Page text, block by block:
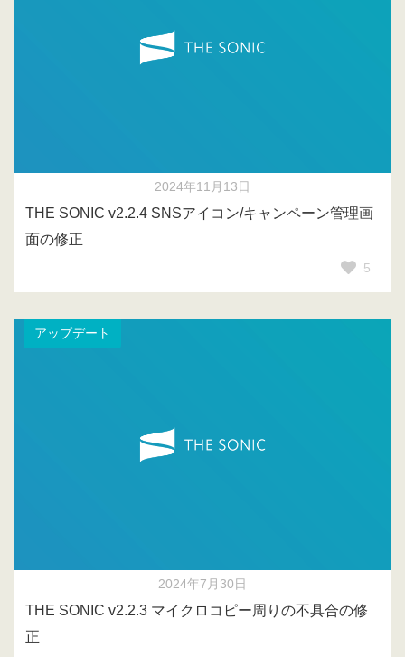
2024年11月13日
THE SONIC v2.2.4 SNSアイコン/キャンペーン管理画
面の修正
5
アップデート
2024年7月30日
THE SONIC v2.2.3 マイクロコピー周りの不具合の修
正